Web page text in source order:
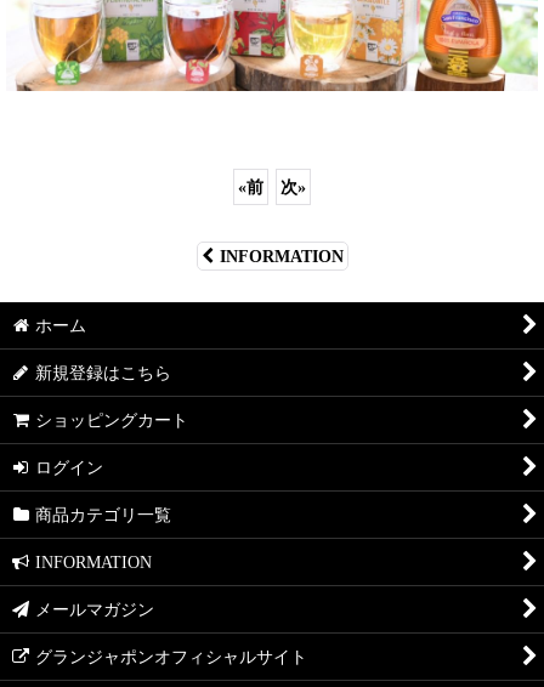
«前 次»
INFORMATION
ホーム
新規登録はこちら
ショッピングカート
ログイン
商品カテゴリ一覧
INFORMATION
メールマガジン
グランジャポンオフィシャルサイト